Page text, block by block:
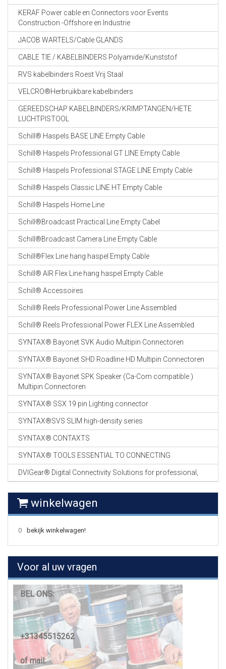
KERAF Power cable en Connectors voor Events
Construction -Offshore en Industrie
JACOB WARTELS/Cable GLANDS
CABLE TIE / KABELBINDERS Polyamide/Kunststof
RVS kabelbinders Roest Vrij Staal
VELCRO®Herbruikbare kabelbinders
GEREEDSCHAP KABELBINDERS/KRIMPTANGEN/HETE
LUCHTPISTOOL
Schill® Haspels BASE LINE Empty Cable
Schill® Haspels Professional GT LINE Empty Cable
Schill® Haspels Professional STAGE LINE Empty Cable
Schill® Haspels Classic LINE HT Empty Cable
Schill® Haspels Home Line
Schill®Broadcast Practical Line Empty Cabel
Schill®Broadcast Camera Line Empty Cable
Schill®Flex Line hang haspel Empty Cable
Schill® AIR Flex Line hang haspel Empty Cable
Schill® Accessoires
Schill® Reels Professional Power Line Assembled
Schill® Reels Professional Power FLEX Line Assembled
SYNTAX® Bayonet SVK Audio Multipin Connectoren
SYNTAX® Bayonet SHD Roadline HD Multipin Connectoren
SYNTAX® Bayonet SPK Speaker (Ca-Com compatible )
Multipin Connectoren
SYNTAX® SSX 19 pin Lighting connector
SYNTAX®SVS SLIM high-density series
SYNTAX® CONTAXTS
SYNTAX® TOOLS ESSENTIAL TO CONNECTING
DVIGear® Digital Connectivity Solutions for professional,
winkelwagen
0 bekijk winkelwagen!
Voor al uw vragen
BEL ONS:
+31345515262
of mail: